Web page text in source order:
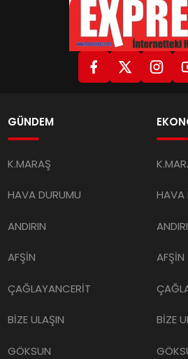
GÜNDEM
K.MARAŞ
HAVA DURUMU
ANDIRIN
AFŞİN
ÇAĞLAYANCERİT
BİZE ULAŞIN
GÖKSUN
HAVA
AFŞİN
BİZE